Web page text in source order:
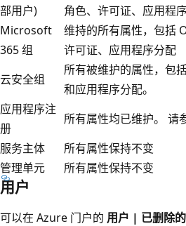
部用户)
角色、许可证、应用程
Microsoft
365 组
维持的所有属性，包括
许可证、应用程序分配
云安全组
所有被维护的属性，包
和应用程序分配。
应用程序注
册
所有属性均已维护。 请
服务主体
所有属性保持不变
管理单元
所有属性保持不变
用户
可以在 Azure 门户的 用户 | 已删除